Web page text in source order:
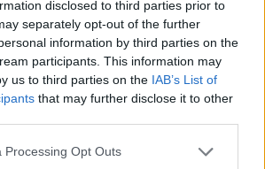
disclosed to third parties prior to
separately opt-out of the further
information by third parties on the
participants. This information may
us to third parties on the IAB’s List of
that may further disclose it to other
Processing Opt Outs